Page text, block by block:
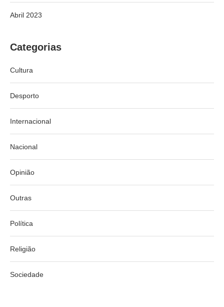
Abril 2023
Categorias
Cultura
Desporto
Internacional
Nacional
Opinião
Outras
Política
Religião
Sociedade